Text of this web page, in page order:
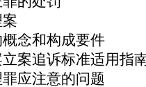
念和构成要件
案追诉标准适用指
应注意的问题